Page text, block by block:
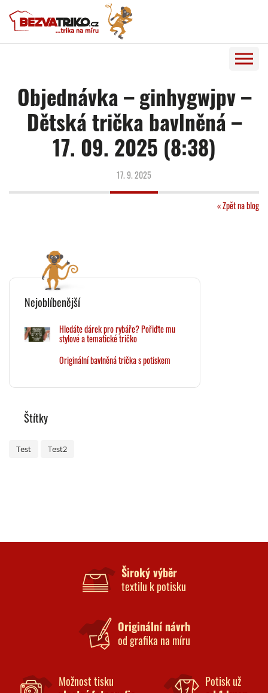
Objednávka – ginhygwjpv –
Dětská trička bavlněná –
17. 09. 2025 (8:38)
17. 9. 2025
« Zpět na blog
Nejoblíbenější
Hledáte dárek pro rybáře? Pořiďte mu
stylové a tematické tričko
Originální bavlněná trička s potiskem
Štítky
Test Test2
Široký výběr
textilu k potisku
Originální návrh
od grafika na míru
Možnost tisku
Potisk už